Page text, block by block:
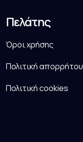
Πελάτης
Όροι χρήσης
Πολιτική απορρήτου
Πολιτική cookies